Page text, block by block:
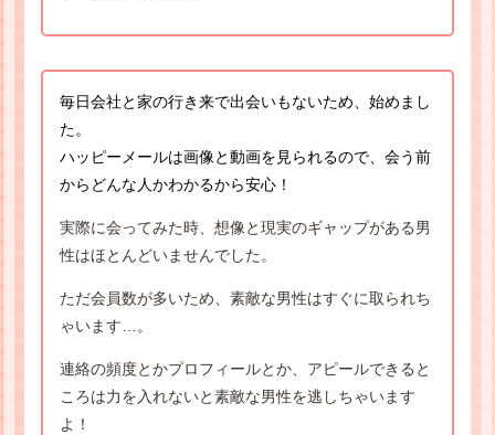
毎日会社と家の行き来で出会いもないため、始めまし
た。
ハッピーメールは画像と動画を見られるので、会う前
からどんな人かわかるから安心！
実際に会ってみた時、想像と現実のギャップがある男
性はほとんどいませんでした。
ただ会員数が多いため、素敵な男性はすぐに取られち
ゃいます…。
連絡の頻度とかプロフィールとか、アピールできると
ころは力を入れないと素敵な男性を逃しちゃいます
よ！